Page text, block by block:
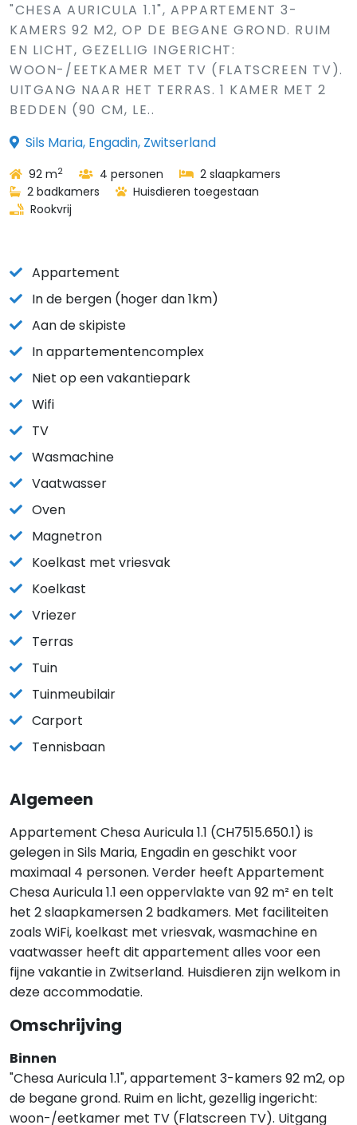
"CHESA AURICULA 1.1", APPARTEMENT 3-
KAMERS 92 M2, OP DE BEGANE GROND. RUIM
EN LICHT, GEZELLIG INGERICHT:
WOON-/EETKAMER MET TV (FLATSCREEN TV).
UITGANG NAAR HET TERRAS. 1 KAMER MET 2
BEDDEN (90 CM, LE..
Sils Maria, Engadin, Zwitserland
92 m2 4 personen
2 slaapkamers
2 badkamers
Huisdieren toegestaan
Rookvrij
Appartement
In de bergen (hoger dan 1km)
Aan de skipiste
In appartementencomplex
Niet op een vakantiepark
Wifi
TV
Wasmachine
Vaatwasser
Oven
Magnetron
Koelkast met vriesvak
Koelkast
Vriezer
Terras
Tuin
Tuinmeubilair
Carport
Tennisbaan
Algemeen
Appartement Chesa Auricula 1.1 (CH7515.650.1) is
gelegen in Sils Maria, Engadin en geschikt voor
maximaal 4 personen. Verder heeft Appartement
Chesa Auricula 1.1 een oppervlakte van 92 m² en telt
het 2 slaapkamersen 2 badkamers. Met faciliteiten
zoals WiFi, koelkast met vriesvak, wasmachine en
vaatwasser heeft dit appartement alles voor een
fijne vakantie in Zwitserland. Huisdieren zijn welkom in
deze accommodatie.
Omschrijving
Binnen
"Chesa Auricula 1.1", appartement 3-kamers 92 m2, op
de begane grond. Ruim en licht, gezellig ingericht:
woon-/eetkamer met TV (Flatscreen TV). Uitgang